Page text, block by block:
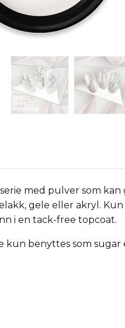
med pulver som
gele eller akryl.
i en tack-free topcoat.
kun benyttes som sugar